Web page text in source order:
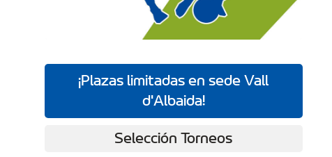
¡Plazas limitadas en sede Vall
d'Albaida!
Selección Torneos